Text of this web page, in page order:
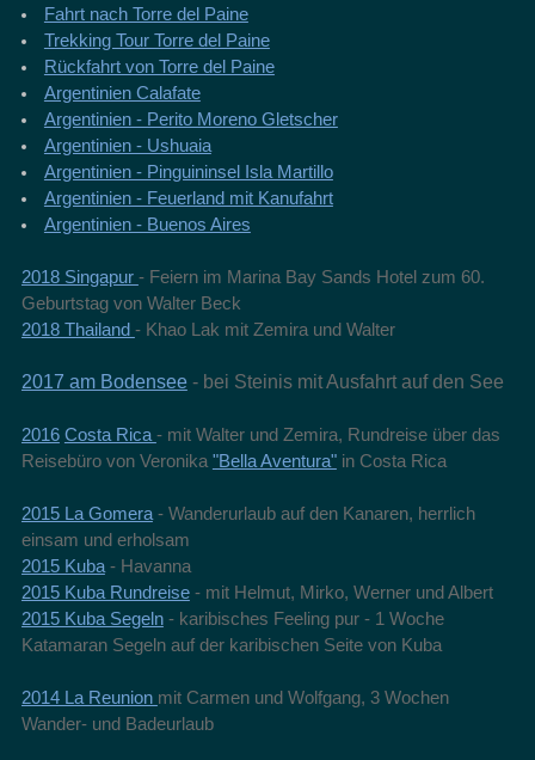
Fahrt nach Torre del Paine
Trekking Tour Torre del Paine
Rückfahrt von Torre del Paine
Argentinien Calafate
Argentinien - Perito Moreno Gletscher
Argentinien - Ushuaia
Argentinien - Pinguininsel Isla Martillo
Argentinien - Feuerland mit Kanufahrt
Argentinien - Buenos Aires
2018 Singapur - Feiern im Marina Bay Sands Hotel zum 60.
Geburtstag von Walter Beck
2018 Thailand - Khao Lak mit Zemira und Walter
2017 am Bodensee- bei Steinis mit Ausfahrt auf den See
2016 Costa Rica - mit Walter und Zemira, Rundreise über das
Reisebüro von Veronika "Bella Aventura"in Costa Rica
2015 La Gomera- Wanderurlaub auf den Kanaren, herrlich
einsam und erholsam
2015 Kuba- Havanna
2015 Kuba Rundreise- mit Helmut, Mirko, Werner und Albert
2015 Kuba Segeln- karibisches Feeling pur - 1 Woche
Katamaran Segeln auf der karibischen Seite von Kuba
2014 La Reunion mit Carmen und Wolfgang, 3 Wochen
Wander- und Badeurlaub